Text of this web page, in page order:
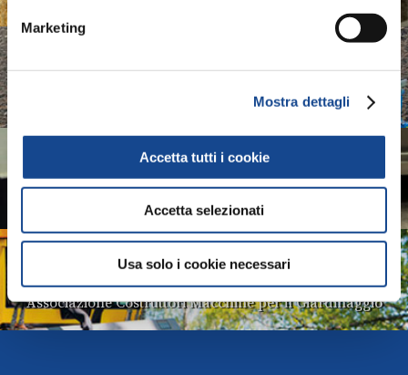
Marketing
Mostra dettagli
Accetta tutti i cookie
Accetta selezionati
Usa solo i cookie necessari
ASSOTRATTORI
Associazione Costruttori Trattori
COMACOMP
Associazione Costruttori Componentisti
COMAGARDEN
Associazione Costruttori Macchine per il Giardinaggio